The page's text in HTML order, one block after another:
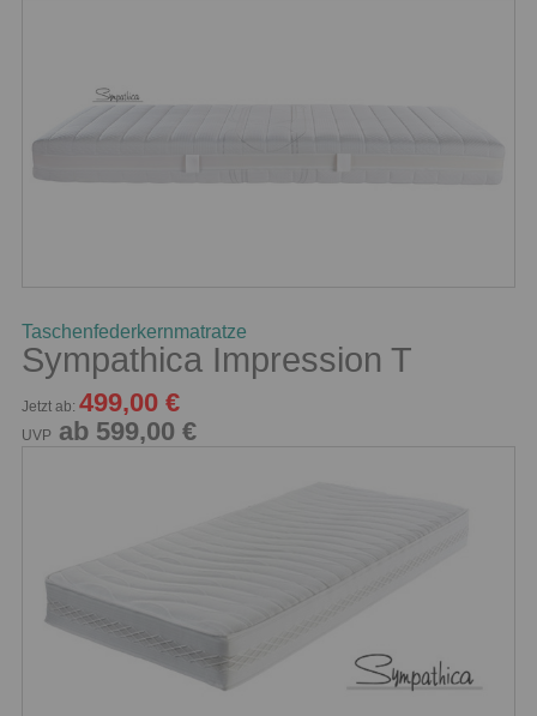
Taschenfederkernmatratze
Sympathica Impression T
Jetzt ab: 499,00 €
UVP ab 599,00 €